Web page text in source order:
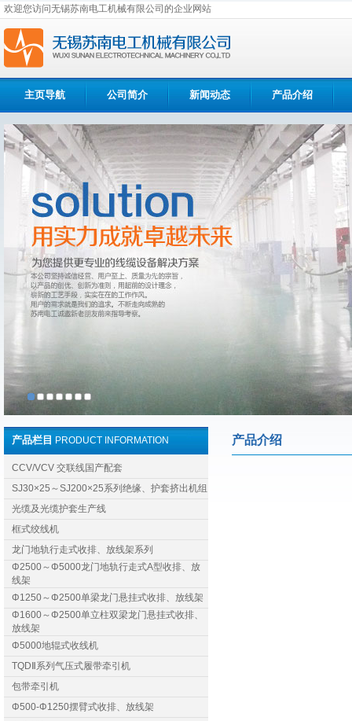
欢迎您访问无锡苏南电工机械有限公司的企业网站
主页导航 公司简介 新闻动态 产品介绍
产品栏目 PRODUCT INFORMATION
CCV/VCV 交联线国产配套
SJ30×25～SJ200×25系列绝缘、护套挤出机组
光缆及光缆护套生产线
框式绞线机
龙门地轨行走式收排、放线架系列
Φ2500～Φ5000龙门地轨行走式A型收排、放
线架
Φ1250～Φ2500单梁龙门悬挂式收排、放线架
Φ1600～Φ2500单立柱双梁龙门悬挂式收排、
放线架
Φ5000地辊式收线机
TQDⅡ系列气压式履带牵引机
包带牵引机
Φ500-Φ1250摆臂式收排、放线架
产品介绍